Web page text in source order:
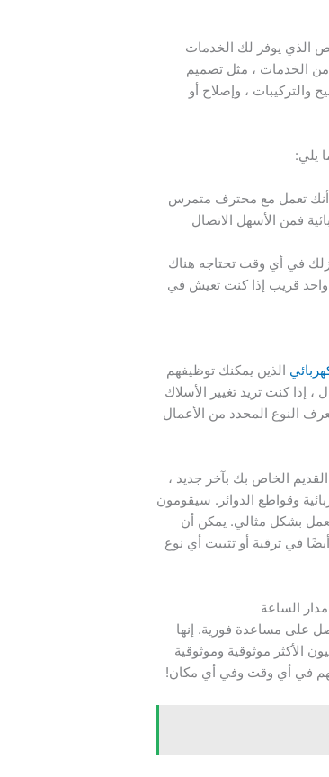
الذي يوفر لك الخدمات
من الخدمات ، مثل تصميم
والتركيبات ، وإصلاح أو
يلي:
أنك تعمل مع محترف متمرس
فمن الأسهل الاتصال
في أي وقت تحتاجه هناك
قريب إذا كنت تعيش في
الذين يمكنك توظيفهم
إذا كنت تريد تغيير الأسلاك
النوع المحدد من الأعمال
الخاص بك بآخر جديد ،
وقواطع الدوائر. سيقومون
يعمل بشكل مثالي. يمكن أن
في ترقية أو تثبيت أي نوع
الساعة
على مساعدة فورية. إنها
الأكثر موثوقية وموثوقية
في أي وقت وفي أي مكان!